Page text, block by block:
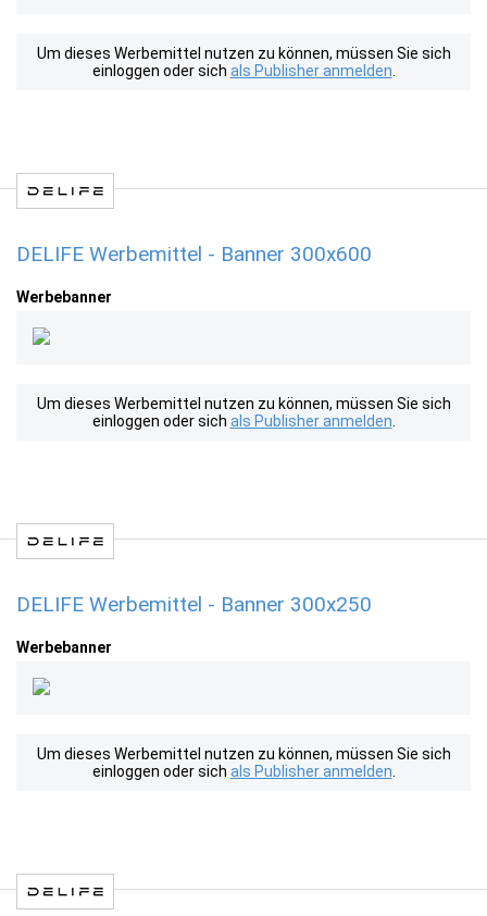
Um dieses Werbemittel nutzen zu können, müssen Sie sich
einloggen oder sich als Publisher anmelden
DELIFE Werbemittel - Banner 300x600
Werbebanner
Um dieses Werbemittel nutzen zu können, müssen Sie sich
einloggen oder sich als Publisher anmelden
DELIFE Werbemittel - Banner 300x250
Werbebanner
Um dieses Werbemittel nutzen zu können, müssen Sie sich
einloggen oder sich als Publisher anmelden